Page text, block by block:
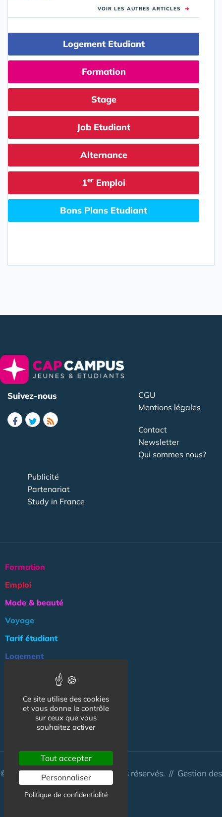
VOIR LES AUTRES ARTICLES ➜
Logement Etudiant
Formation
Stage
Job Etudiant
Alternance
1er Emploi
Bons Plans Etudiant
Suivez-nous
CGU
Mentions légales
Contact
Newsletter
Qui sommes nous?
Publicité
Partenariat
Study in France
Formation
Emploi
Mode & beauté
Voyage
Tarif étudiant
Logement
Association
NOS AUTRES SITES :
© CapCampus 2026 - Tous droits réservés. // Gestion des
cookies
Ce site utilise des cookies
et vous donne le contrôle
sur ceux que vous
souhaitez activer
Tout accepter
Personnaliser
Politique de confidentialité